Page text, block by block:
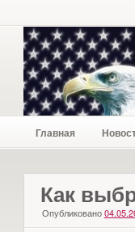
Главная
Как
Опубликовано